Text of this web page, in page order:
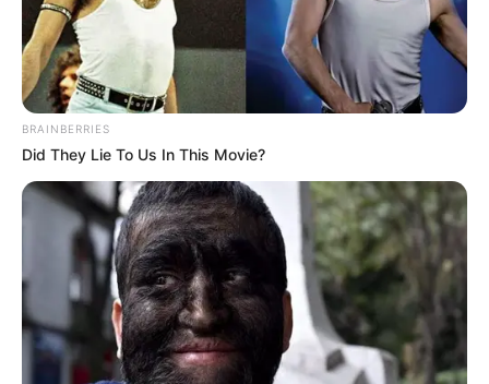
TEMAS DESTACADOS
EMERGENCIAS POR LLUVIAS
FUERTES LLUVIAS
LIGA BETPLAY
METRO DE MEDELLÍN
CORTES DE LUZ
CORTES DE AGUA
FENÓMENO DEL NIÑO
BRAINBERRIES
Did They Lie To Us In This Movie?